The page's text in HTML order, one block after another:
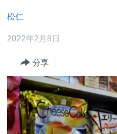
轉
內
轉
到
導
航
海外港人
新聞自由
揭謊頻道
美國
松仁
2022年2月8日
分享